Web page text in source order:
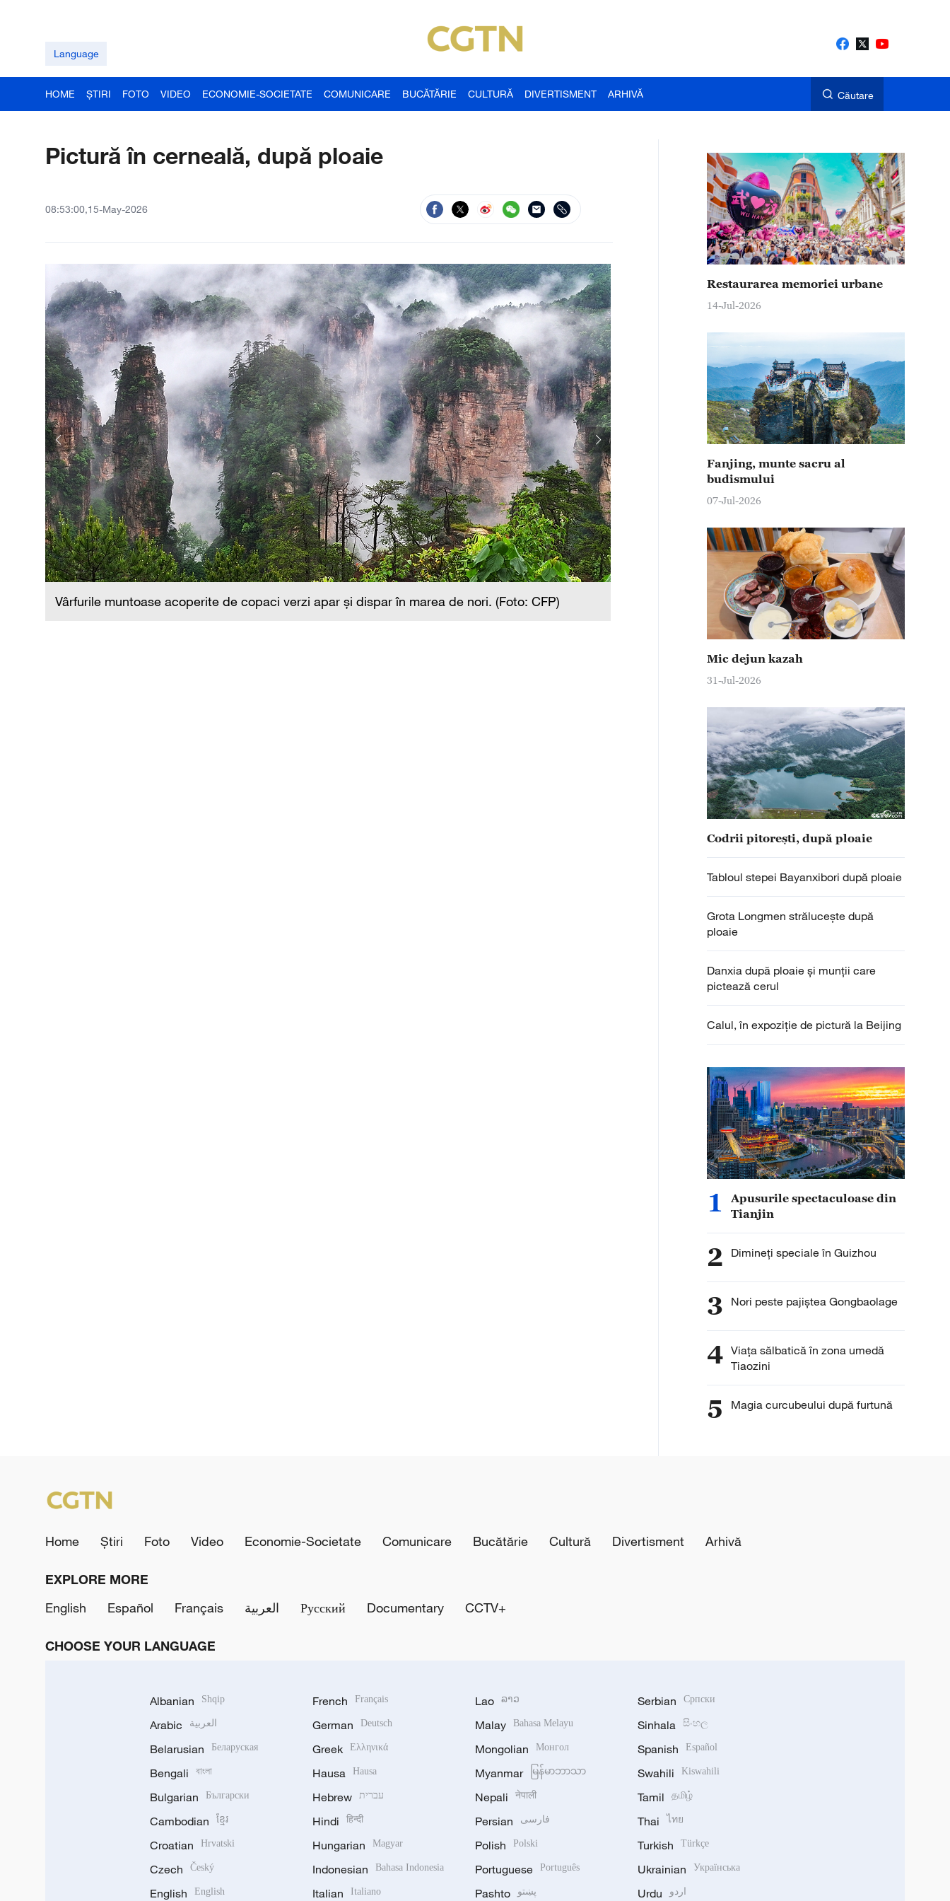
Language
HOME ȘTIRI FOTO VIDEO ECONOMIE-SOCIETATE COMUNICARE BUCĂTĂRIE CULTURĂ DIVERTISMENT ARHIVĂ Căutare
Pictură în cerneală, după ploaie
08:53:00,15-May-2026
Vârfurile muntoase acoperite de copaci verzi apar și dispar în marea de nori. (Foto: CFP) Privită de sus, ceața înconjoară coloanele de piatră.
Restaurarea memoriei urbane
14-Jul-2026
Fanjing, munte sacru al
budismului
07-Jul-2026
Mic dejun kazah
31-Jul-2026
Codrii pitorești, după ploaie
Tabloul stepei Bayanxibori după ploaie
Grota Longmen strălucește după
ploaie
Danxia după ploaie și munții care
pictează cerul
Calul, în expoziție de pictură la Beijing
1
Apusurile spectaculoase din
Tianjin
2 Dimineți speciale în Guizhou
3 Nori peste pajiștea Gongbaolage
4 Viața sălbatică în zona umedă
Tiaozini
5 Magia curcubeului după furtună
Home Știri Foto Video Economie-Societate Comunicare Bucătărie Cultură Divertisment Arhivă
EXPLORE MORE
English
Español Français العربية Русский Documentary CCTV+
CHOOSE YOUR LANGUAGE
Albanian Shqip
Arabic العربية
Belarusian Беларуская
Bengali বাংলা
Bulgarian Български
Cambodian ខ្មែរ
Croatian Hrvatski
Czech Český
English English
French Français
German Deutsch
Greek Ελληνικά
Hausa Hausa
Hebrew עברית
Hindi हिन्दी
Hungarian Magyar
Indonesian Bahasa Indonesia
Italian Italiano
Lao ລາວ
Malay Bahasa Melayu
Mongolian Монгол
Myanmar မြန်မာဘာသာ
Nepali नेपाली
Persian فارسی
Polish Polski
Portuguese Português
Pashto پښتو
Serbian Српски
Sinhala සිංහල
Spanish Español
Swahili Kiswahili
Tamil தமிழ்
Thai ไทย
Turkish Türkçe
Ukrainian Українська
Urdu اردو